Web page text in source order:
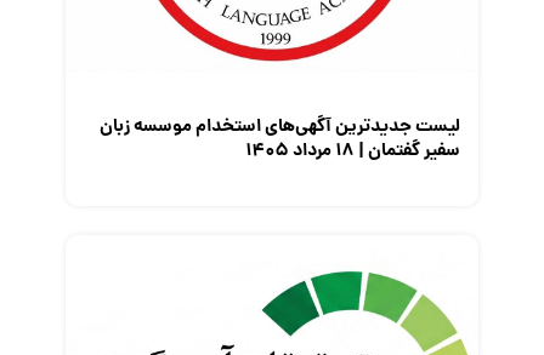
لیست جدیدترین آگهی‌های استخدام موسسه زبان
سفیر گفتمان | ۱۸ مرداد ۱۴۰۵